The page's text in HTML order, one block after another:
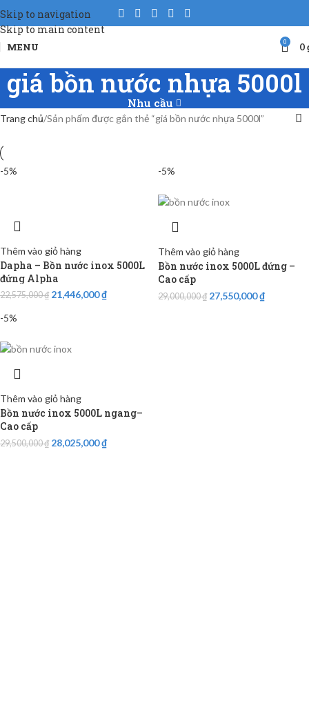
Skip to navigation
Skip to main content
MENU 0 0
giá bồn nước nhựa 5000l
Nhu cầu
Trang chủ Sản phẩm được gắn thẻ “giá bồn nước nhựa 5000l”
-5%
Thêm vào giỏ hàng
Dapha – Bồn nước inox 5000L
đứng Alpha
22,575,000₫ 21,446,000₫
-5%
Thêm vào giỏ hàng
Bồn nước inox 5000L đứng –
Cao cấp
29,000,000₫ 27,550,000₫
-5%
Thêm vào giỏ hàng
Bồn nước inox 5000L ngang–
Cao cấp
29,500,000₫ 28,025,000₫